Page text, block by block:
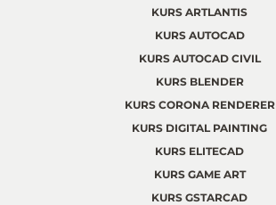
KURS ARTLANTIS
KURS AUTOCAD
KURS AUTOCAD CIVIL
KURS BLENDER
KURS CORONA RENDERER
KURS DIGITAL PAINTING
KURS ELITECAD
KURS GAME ART
KURS GSTARCAD